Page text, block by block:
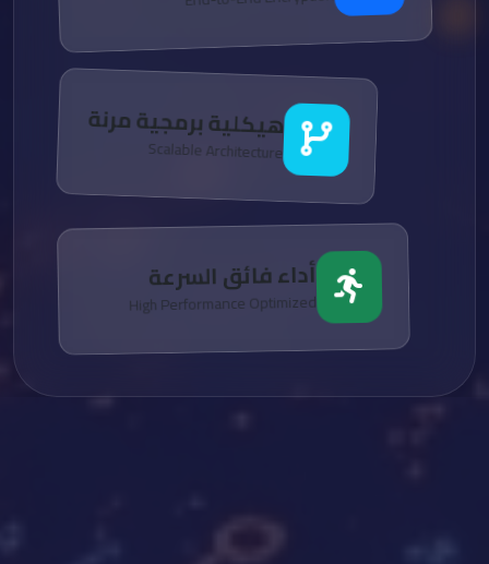
هيكلية برمجية مرنة
Scalable Architecture
أداء فائق السرعة
High Performance Optimized